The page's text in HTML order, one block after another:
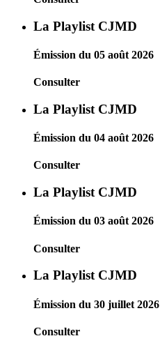
La Playlist CJMD
Émission du 05 août 2026
Consulter
La Playlist CJMD
Émission du 04 août 2026
Consulter
La Playlist CJMD
Émission du 03 août 2026
Consulter
La Playlist CJMD
Émission du 30 juillet 2026
Consulter